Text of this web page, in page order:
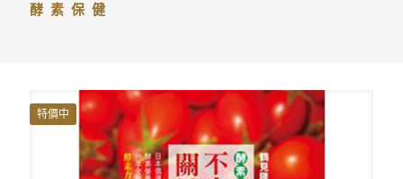
酵素保健
特價中